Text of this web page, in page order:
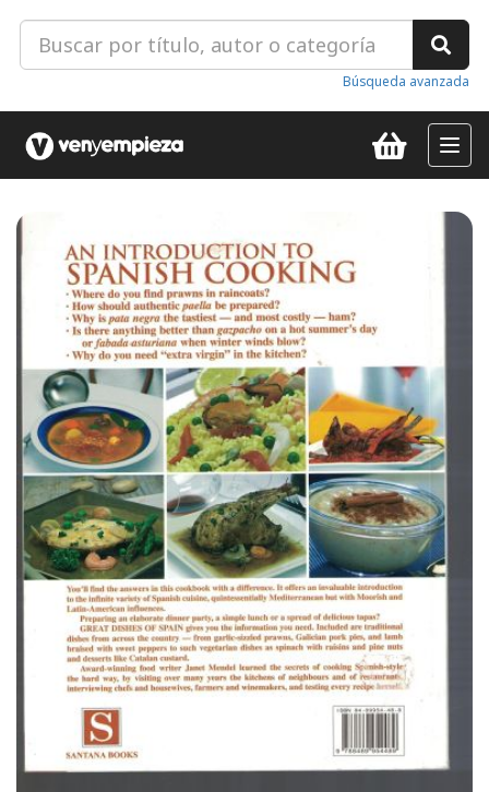
Búsqueda avanzada